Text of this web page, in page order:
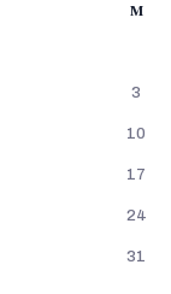
M
3
10
17
24
31